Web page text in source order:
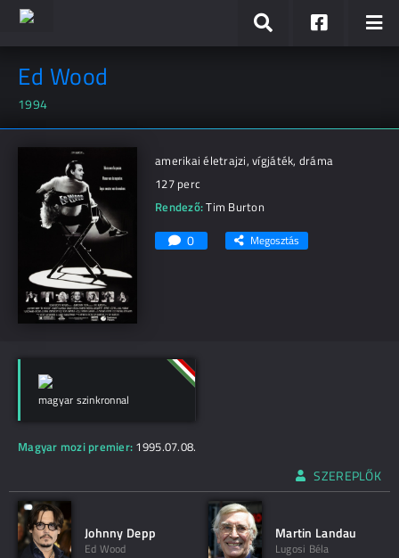
Ed Wood
1994
amerikai életrajzi, vígjáték, dráma
127 perc
Rendező:Tim Burton
0 Megosztás
magyar szinkronnal
Magyar mozi premier: 1995.07.08.
SZEREPLŐK
Johnny Depp
Ed Wood
Martin Landau
Lugosi Béla